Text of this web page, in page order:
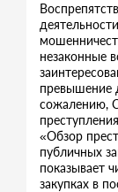
незаконные
превышение
сожалению,
«Обзор
публичных
показывает
закупках в